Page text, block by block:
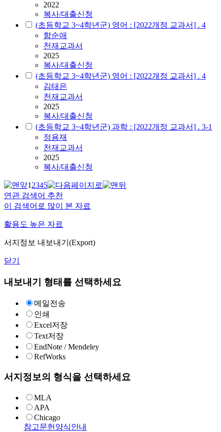
2022
복사/대출신청
(초등학교 3~4학년군) 영어 : [2022개정 교과서] . 4
함순애
천재교과서
2025
복사/대출신청
(초등학교 3~4학년군) 영어 : [2022개정 교과서] . 4
김태은
천재교과서
2025
복사/대출신청
(초등학교 3~4학년군) 과학 : [2022개정 교과서] . 3-1
정용재
천재교과서
2025
복사/대출신청
12345
연관 검색어 추천
이 검색어로 많이 본 자료
활용도 높은 자료
서지정보 내보내기(Export)
닫기
내보내기 형태를 선택하세요
메일전송
인쇄
Excel저장
Text저장
EndNote / Mendeley
RefWorks
서지정보의 형식을 선택하세요
MLA
APA
Chicago
참고문헌양식안내